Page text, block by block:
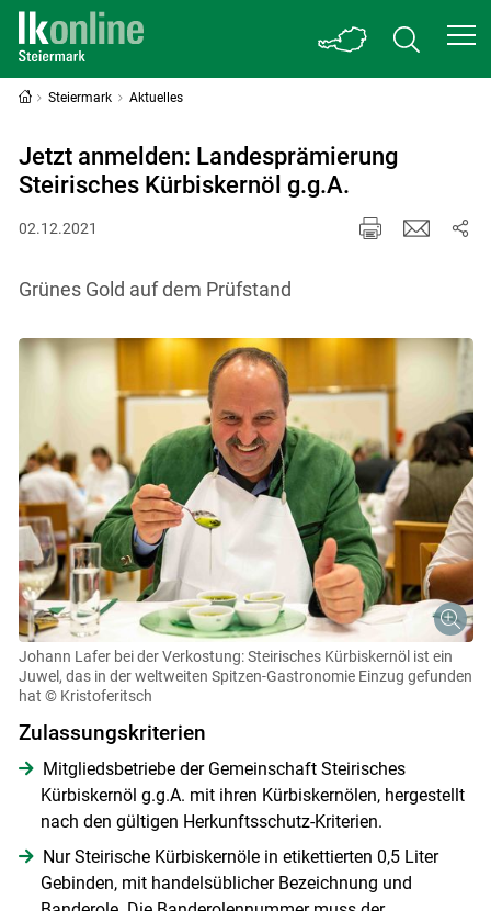
Steiermark Aktuelles
Jetzt anmelden: Landesprämierung
Steirisches Kürbiskernöl g.g.A.
02.12.2021
Grünes Gold auf dem Prüfstand
Johann Lafer bei der Verkostung: Steirisches Kürbiskernöl ist ein
Juwel, das in der weltweiten Spitzen-Gastronomie Einzug gefunden
hat © Kristoferitsch
Zulassungskriterien
Mitgliedsbetriebe der Gemeinschaft Steirisches
Kürbiskernöl g.g.A. mit ihren Kürbiskernölen, hergestellt
nach den gültigen Herkunftsschutz-Kriterien.
Nur Steirische Kürbiskernöle in etikettierten 0,5 Liter
Gebinden, mit handelsüblicher Bezeichnung und